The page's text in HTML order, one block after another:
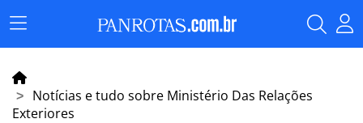
Menu
Principal
Notícias e tudo sobre Ministério Das Relações
Exteriores